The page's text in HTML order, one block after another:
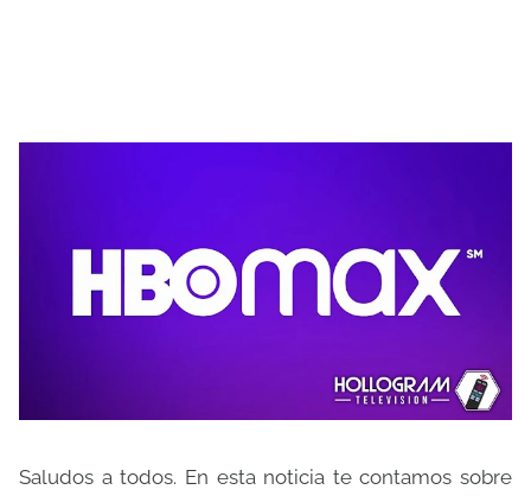
Saludos a todos. En esta noticia te contamos sobre